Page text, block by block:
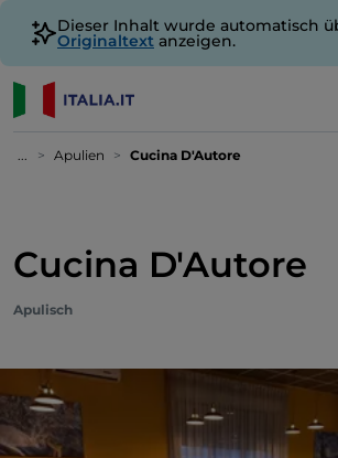
Dieser Inhalt wurde automatisch
Originaltext anzeigen.
... Apulien Cucina D'Autore
Cucina D'Autore
Apulisch